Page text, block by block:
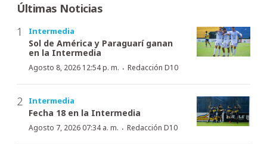
Últimas Noticias
Intermedia
Sol de América y Paraguarí ganan
en la Intermedia
Agosto 8, 2026 12:54 p. m. · Redacción D10
Intermedia
Fecha 18 en la Intermedia
Agosto 7, 2026 07:34 a. m. · Redacción D10